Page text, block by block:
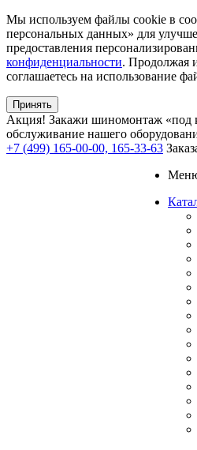
Мы используем файлы cookie в
персональных данных» для
предоставления
конфиденциальности. Продолжая
соглашаетесь на использование
Принять
Акция! Закажи шиномонтаж «под
обслуживание нашего
+7 (499) 165-00-00, 165-33-63